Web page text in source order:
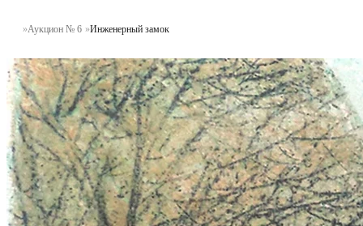
Аукцион № 6 Инженерный замок